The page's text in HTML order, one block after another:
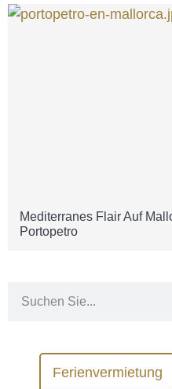
Mediterranes Flair Auf
Portopetro
Ferienvermietung